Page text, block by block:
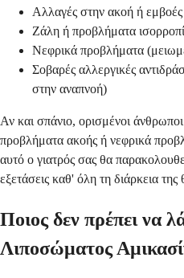
Αλλαγές στην ακοή ή εμβοές
Ζάλη ή προβλήματα
Νεφρικά προβλήματα
Σοβαρές αλλεργικές
στην αναπνοή)
Αν και σπάνιο, ορισμένοι
προβλήματα ακοής ή νεφρικά
αυτό ο γιατρός σας θα
εξετάσεις καθ' όλη τη διάρκεια της
Ποιος δεν πρέπει να
Λιποσώματος